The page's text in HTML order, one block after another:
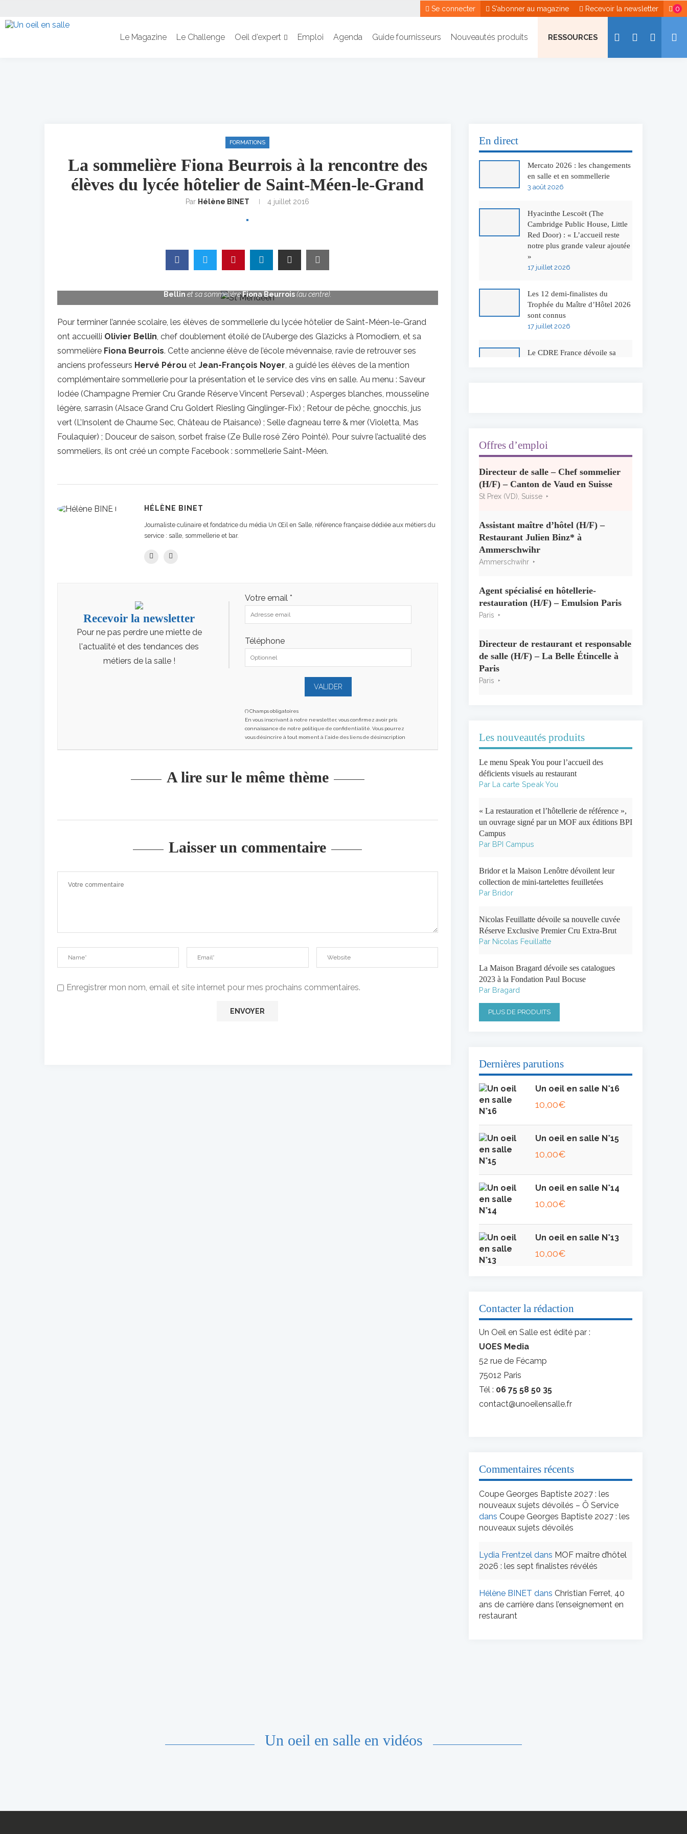
0
Recevoir la newsletter
S'abonner au magazine
Se connecter
Le Magazine Le Challenge Oeil d’expert Emploi Agenda Guide fournisseurs Nouveautés produits RESSOURCES
FORMATIONS
La sommelière Fiona Beurrois à la rencontre des
élèves du lycée hôtelier de Saint-Méen-le-Grand
Par Hélène BINET 4 juillet 2016
Bellin et sa sommelière Fiona Beurrois(au centre).
Pour terminer l’année scolaire, les élèves de sommellerie du lycée hôtelier de Saint-Méen-le-Grand
ont accueilli Olivier Bellin, chef doublement étoilé de l’Auberge des Glazicks à Plomodiern, et sa
sommelière Fiona Beurrois. Cette ancienne élève de l’école mévennaise, ravie de retrouver ses
anciens professeurs Hervé Pérou et Jean-François Noyer, a guidé les élèves de la mention
complémentaire sommellerie pour la présentation et le service des vins en salle. Au menu : Saveur
Iodée (Champagne Premier Cru Grande Réserve Vincent Perseval) ; Asperges blanches, mousseline
légère, sarrasin (Alsace Grand Cru Goldert Riesling Ginglinger-Fix) ; Retour de pêche, gnocchis, jus
vert (L’Insolent de Chaume Sec, Château de Plaisance) ; Selle d’agneau terre & mer (Violetta, Mas
Foulaquier) ; Douceur de saison, sorbet fraise (Ze Bulle rosé Zéro Pointé). Pour suivre l’actualité des
sommeliers, ils ont créé un compte Facebook : sommellerie Saint-Méen.
HÉLÈNE BINET
Journaliste culinaire et fondatrice du média Un Œil en Salle, référence française dédiée aux métiers du
service : salle, sommellerie et bar.
Recevoir la newsletter
Pour ne pas perdre une miette de
l'actualité et des tendances des
métiers de la salle !
Votre email *
Téléphone
(*) Champs obligatoires
En vous inscrivant à notre newsletter, vous confirmez avoir pris
connaissance de notre politique de confidentialité. Vous pourrez
vous désincrire à tout moment à l'aide des liens de désinscription
A lire sur le même thème
Laisser un commentaire
Enregistrer mon nom, email et site internet pour mes prochains commentaires.
En direct
Mercato 2026 : les changements
en salle et en sommellerie
3 août 2026
Hyacinthe Lescoët (The
Cambridge Public House, Little
Red Door) : « L’accueil reste
notre plus grande valeur ajoutée
»
17 juillet 2026
Les 12 demi-finalistes du
Trophée du Maître d’Hôtel 2026
sont connus
17 juillet 2026
Le CDRE France dévoile sa
Concours général des métiers
« CSR » 2026 : le palmarès
officiel
10 juillet 2026
la Bourgogne
7 juillet 2026
Georges Blanc
3 juillet 2026
Offres d’emploi
Directeur de salle – Chef sommelier
(H/F) – Canton de Vaud en Suisse
St Prex (VD), Suisse
Assistant maître d’hôtel (H/F) –
Restaurant Julien Binz* à
Ammerschwihr
Ammerschwihr
Agent spécialisé en hôtellerie-
restauration (H/F) – Emulsion Paris
Paris
Directeur de restaurant et responsable
de salle (H/F) – La Belle Étincelle à
Paris
Paris
Les nouveautés produits
Le menu Speak You pour l’accueil des
déficients visuels au restaurant
Par La carte Speak You
« La restauration et l’hôtellerie de référence »,
un ouvrage signé par un MOF aux éditions BPI
Campus
Par BPI Campus
Bridor et la Maison Lenôtre dévoilent leur
collection de mini-tartelettes feuilletées
Par Bridor
Nicolas Feuillatte dévoile sa nouvelle cuvée
Réserve Exclusive Premier Cru Extra-Brut
Par Nicolas Feuillatte
La Maison Bragard dévoile ses catalogues
2023 à la Fondation Paul Bocuse
Par Bragard
PLUS DE PRODUITS
Dernières parutions
Un oeil en salle N°16
10,00€
Un oeil en salle N°15
10,00€
Un oeil en salle N°14
10,00€
Un oeil en salle N°13
10,00€
Contacter la rédaction
Un Oeil en Salle est édité par :
UOES Media
52 rue de Fécamp
75012 Paris
Tél : 06 75 58 50 35
contact@unoeilensalle.fr
Commentaires récents
Coupe Georges Baptiste 2027 : les
nouveaux sujets dévoilés – Ô Service
dans Coupe Georges Baptiste 2027 : les
nouveaux sujets dévoilés
Lydia Frentzel dans MOF maître d’hôtel
2026 : les sept finalistes révélés
Hélène BINET dans Christian Ferret, 40
ans de carrière dans l’enseignement en
restaurant
Un oeil en salle en vidéos